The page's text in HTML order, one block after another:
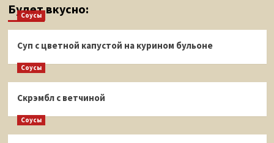
Будет вкусно:
Соусы
Суп с цветной капустой на курином бульоне
Соусы
Скрэмбл с ветчиной
Соусы